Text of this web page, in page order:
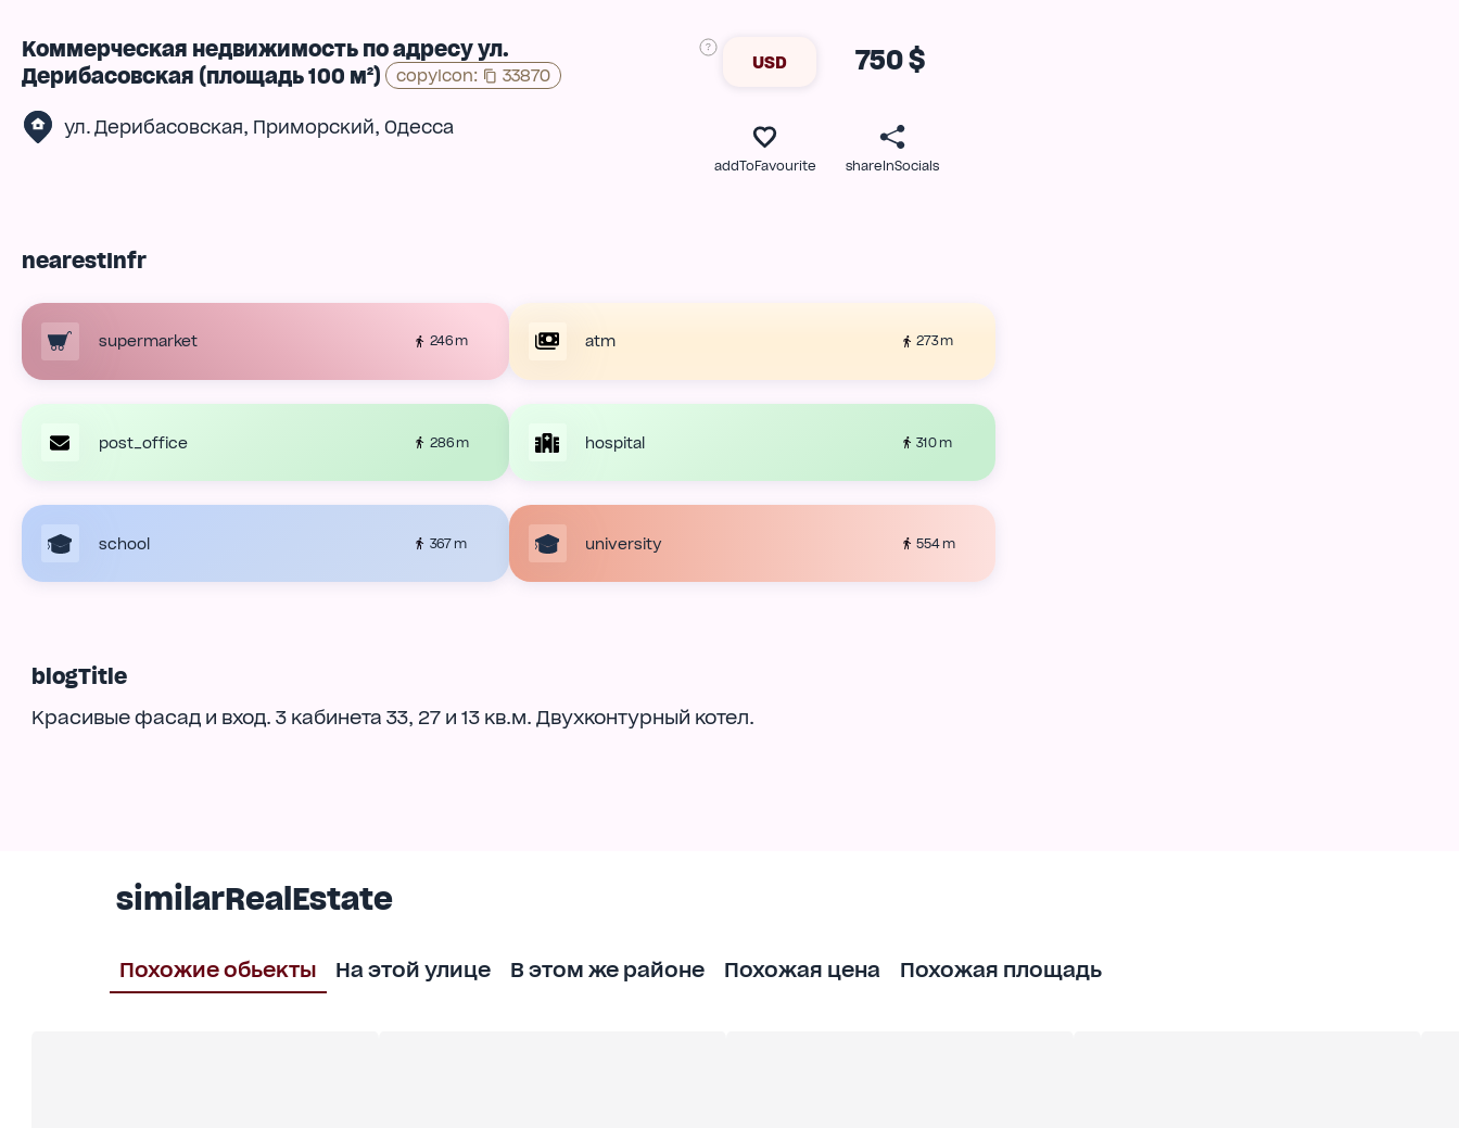
Коммерческая недвижимость по адресу ул.
Дерибасовская (площадь 100 м²)
copyIcon: 33870
ул. Дерибасовская, Приморский, Одесса
USD 750 $
addToFavourite shareInSocials
nearestInfr
supermarket 246 m atm 273 m
post_office 286 m hospital 310 m
school 367 m university 554 m
blogTitle
Красивые фасад и вход. 3 кабинета 33, 27 и 13 кв.м. Двухконтурный котел.
similarRealEstate
Похожие обьекты На этой улице В этом же районе Похожая цена Похожая площадь